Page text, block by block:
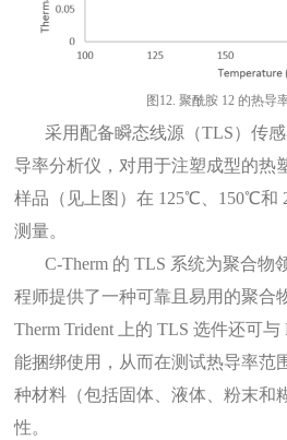
图12. 聚酰胺 12 的热导
采用配备瞬态线源（TLS）传
导率分析仪，对用于注塑成型的热
样品（见上图）在 125℃、150℃和
测量。
C-Therm 的 TLS 系统为聚合物
程师提供了一种可靠且易用的聚合
Therm Trident 上的 TLS 选件还可
能捆绑使用，从而在测试热导率范
种材料（包括固体、液体、粉末和
性。